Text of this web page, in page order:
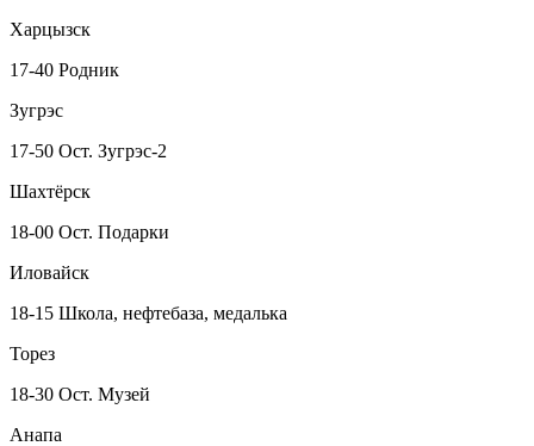
Харцызск
17-40 Родник
Зугрэс
17-50 Ост. Зугрэс-2
Шахтёрск
18-00 Ост. Подарки
Иловайск
18-15 Школа, нефтебаза, медалька
Торез
18-30 Ост. Музей
Анапа